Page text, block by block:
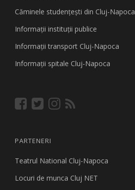
Căminele studenţeşti din Cluj-Napoca
Informaţii instituţii publice
Informaţii transport Cluj-Napoca
Informaţii spitale Cluj-Napoca
PARTENERI
Teatrul National Cluj-Napoca
Locuri de munca Cluj NET